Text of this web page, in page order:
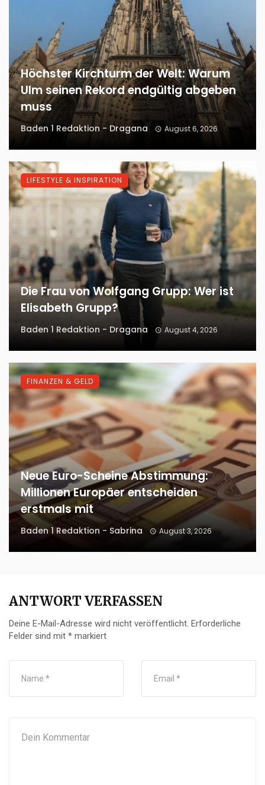
Höchster Kirchturm der Welt: Warum
Ulm seinen Rekord endgültig abgeben
muss
Baden 1 Redaktion - Dragana August 6, 2026
Die Frau von Wolfgang Grupp: Wer ist
Elisabeth Grupp?
Baden 1 Redaktion - Dragana August 4, 2026
LIFESTYLE & INSPIRATION
Neue Euro-Scheine Abstimmung:
Millionen Europäer entscheiden
erstmals mit
Baden 1 Redaktion - Sabrina August 3, 2026
FINANZEN & GELD
ANTWORT VERFASSEN
Deine E-Mail-Adresse wird nicht veröffentlicht. Erforderliche
Felder sind mit * markiert